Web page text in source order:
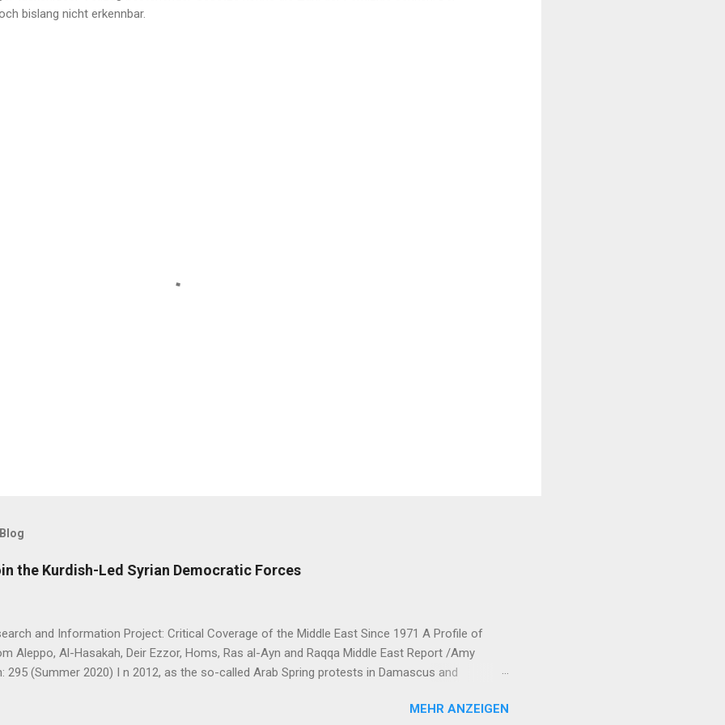
bislang nicht erkennbar.
the Kurdish-Led Syrian Democratic Forces
and Information Project: Critical Coverage of the Middle East Since 1971 A Profile of
Aleppo, Al-Hasakah, Deir Ezzor, Homs, Ras al-Ayn and Raqqa Middle East Report /Amy
295 (Summer 2020) I n 2012, as the so-called Arab Spring protests in Damascus and
guns on rebels in the south. Into the vacuum stepped the Democratic Union Party (Partiya
MEHR ANZEIGEN